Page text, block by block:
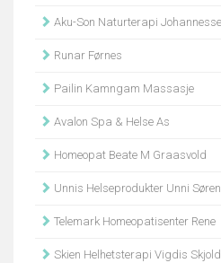
Aku-Son Naturterapi
Runar Førnes
Pailin Kamngam Massasje
Avalon Spa & Helse As
Homeopat Beate M Graasvold
Unnis Helseprodukter Unni
Telemark Homeopatisenter Rene
Skien Helhetsterapi Vigdis Skjold